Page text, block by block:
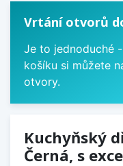
Vrtání otvorů
Je to jednoduché
košíku si můžete
otvory.
Kuchyňský
Černá, s